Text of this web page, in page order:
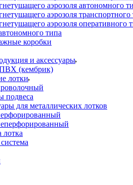
аэрозоля автономного
аэрозоля транспортного
аэрозоля оперативного
типа
коробки
и аксессуары
(кембрик)
лотки
подвеса
для металлических лотков